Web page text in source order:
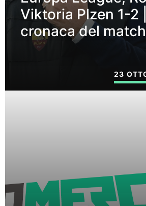
Viktoria Plzen 1-2
cronaca del match
23